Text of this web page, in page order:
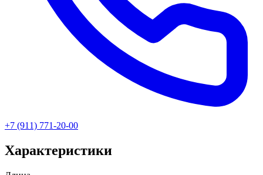
+7 (911) 771-20-00
Характеристики